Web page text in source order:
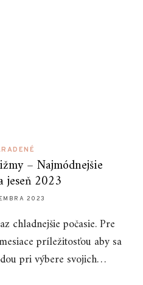
– Najmódnejšie
jeseň 2023
2023
chladnejšie počasie. Pre
príležitosťou aby sa
pri výbere svojich…